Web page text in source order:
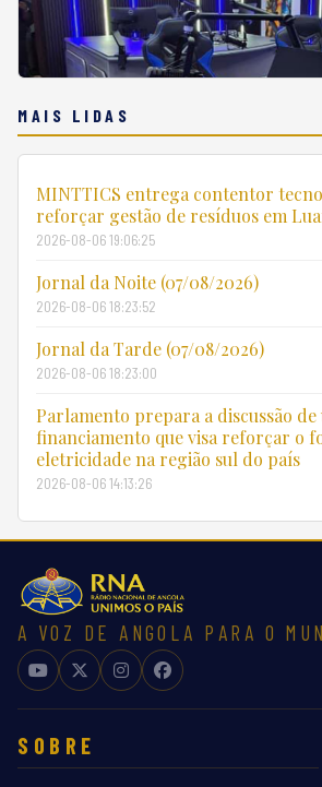
MAIS LIDAS
MINTTICS entrega contentor
reforçar gestão de resíduos em
2026-08-06 19:06:25
Jornal da Noite (07/08/2026)
2026-08-06 18:23:52
Jornal da Tarde (07/08/2026)
2026-08-06 18:23:00
Parlamento prepara a discussão
financiamento que visa reforçar o
eletricidade na região sul do país
2026-08-06 14:13:26
A VOZ DE ANGOLA PARA O
SOBRE